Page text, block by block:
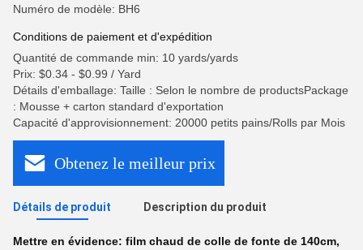
Numéro de modèle: BH6
Conditions de paiement et d'expédition
Quantité de commande min: 10 yards/yards
Prix: $0.34 - $0.99 / Yard
Détails d'emballage: Taille : Selon le nombre de productsPackage
: Mousse + carton standard d'exportation
Capacité d'approvisionnement: 20000 petits pains/Rolls par Mois
Obtenez le meilleur prix
Détails de produit Description du produit
Mettre en évidence: film chaud de colle de fonte de 140cm,